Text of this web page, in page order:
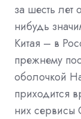
за шесть лет
нибудь
Китая – в
прежнему
оболочкой
приходится
нихсервисы